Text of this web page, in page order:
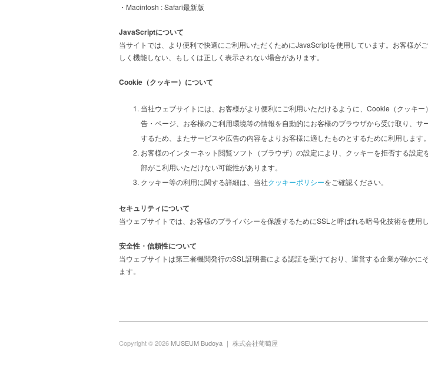
・Macintosh : Safari最新版
JavaScriptについて
当サイトでは、より便利で快適にご利用いただくためにJavaScriptを使用しています。お客様
しく機能しない、もしくは正しく表示されない場合があります。
Cookie（クッキー）について
当社ウェブサイトには、お客様がより便利にご利用いただけるように、Cookie（クッキ
告・ページ、お客様のご利用環境等の情報を自動的にお客様のブラウザから受け取り、
するため、またサービスや広告の内容をよりお客様に適したものとするために利用します。
お客様のインターネット閲覧ソフト（ブラウザ）の設定により、クッキーを拒否する設
部がこ利用いただけない可能性があります。
クッキー等の利用に関する詳細は、当社クッキーポリシーをご確認ください。
セキュリティについて
当ウェブサイトでは、お客様のプライバシーを保護するためにSSLと呼ばれる暗号化技術を使用
安全性・信頼性について
当ウェブサイトは第三者機関発行のSSL証明書による認証を受けており、運営する企業が確か
ます。
Copyright © 2026 MUSEUM Budoya ｜ 株式会社葡萄屋